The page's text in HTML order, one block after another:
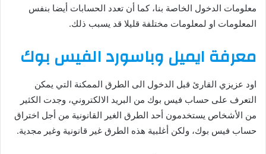
معلومات الدخول الخاصة بنا، كما أن تعدد الحسابات أيضا بنفس
المعلومات او لمعلومات مختلفة قليلا قد يسبب ذلك.
معرفة ايميل وباسورد الفيس بوك
اود عزيزي القارئ قبل الدخول الى الطرق الممكنة التي يمكن
التعرف على حساب فيس بوك من البريد الالكتروني، وجدت الكثير
من الأشخاص يستخدمون أحد الطرق الغير القانونية من أجل اختراق
حساب فيس بوك، ولكن أغلبية هذه الطرق غير قانونية وغير مجدية.